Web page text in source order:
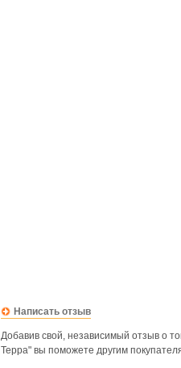
Написать отзыв
Добавив свой, независимый отзыв о
Терра" вы поможете другим